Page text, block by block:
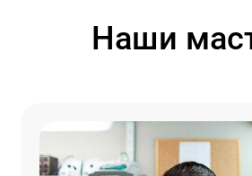
Наши